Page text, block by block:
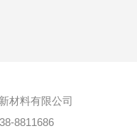
材料有限公司
8811686